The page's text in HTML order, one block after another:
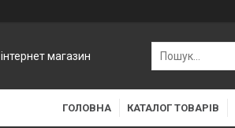
інтернет магазин
ГОЛОВНА КАТАЛОГ ТОВАРІВ